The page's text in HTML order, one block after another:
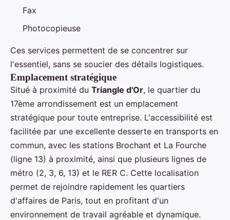
Fax
Photocopieuse
Ces services permettent de se concentrer sur
l'essentiel, sans se soucier des détails logistiques.
Emplacement stratégique
Situé à proximité du Triangle d'Or, le quartier du
17ème arrondissement est un emplacement
stratégique pour toute entreprise. L'accessibilité est
facilitée par une excellente desserte en transports en
commun, avec les stations Brochant et La Fourche
(ligne 13) à proximité, ainsi que plusieurs lignes de
métro (2, 3, 6, 13) et le RER C. Cette localisation
permet de rejoindre rapidement les quartiers
d'affaires de Paris, tout en profitant d'un
environnement de travail agréable et dynamique.